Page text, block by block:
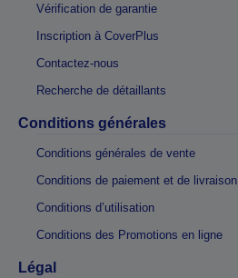
Vérification de garantie
Inscription à CoverPlus
Contactez-nous
Recherche de détaillants
Conditions générales
Conditions générales de vente
Conditions de paiement et de livraison
Conditions d’utilisation
Conditions des Promotions en ligne
Légal